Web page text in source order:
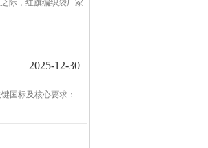
际，红旗编织袋厂家
2025-12-30
国标及核心要求：